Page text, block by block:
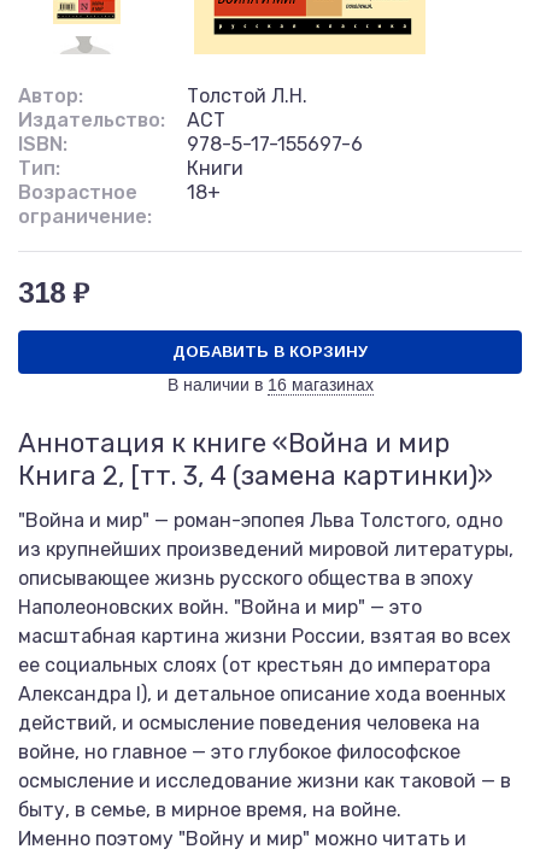
Автор:
Толстой Л.Н.
Издательство:
АСТ
ISBN:
978-5-17-155697-6
Тип:
Книги
Возрастное
ограничение:
18+
318 ₽
ДОБАВИТЬ В КОРЗИНУ
В наличии в 16 магазинах
Аннотация к книге «Война и мир
Книга 2, [тт. 3, 4 (замена картинки)»
"Война и мир" — роман-эпопея Льва Толстого, одно
из крупнейших произведений мировой литературы,
описывающее жизнь русского общества в эпоху
Наполеоновских войн. "Война и мир" — это
масштабная картина жизни России, взятая во всех
ее социальных слоях (от крестьян до императора
Александра I), и детальное описание хода военных
действий, и осмысление поведения человека на
войне, но главное — это глубокое философское
осмысление и исследование жизни как таковой — в
быту, в семье, в мирное время, на войне.
Именно поэтому "Войну и мир" можно читать и